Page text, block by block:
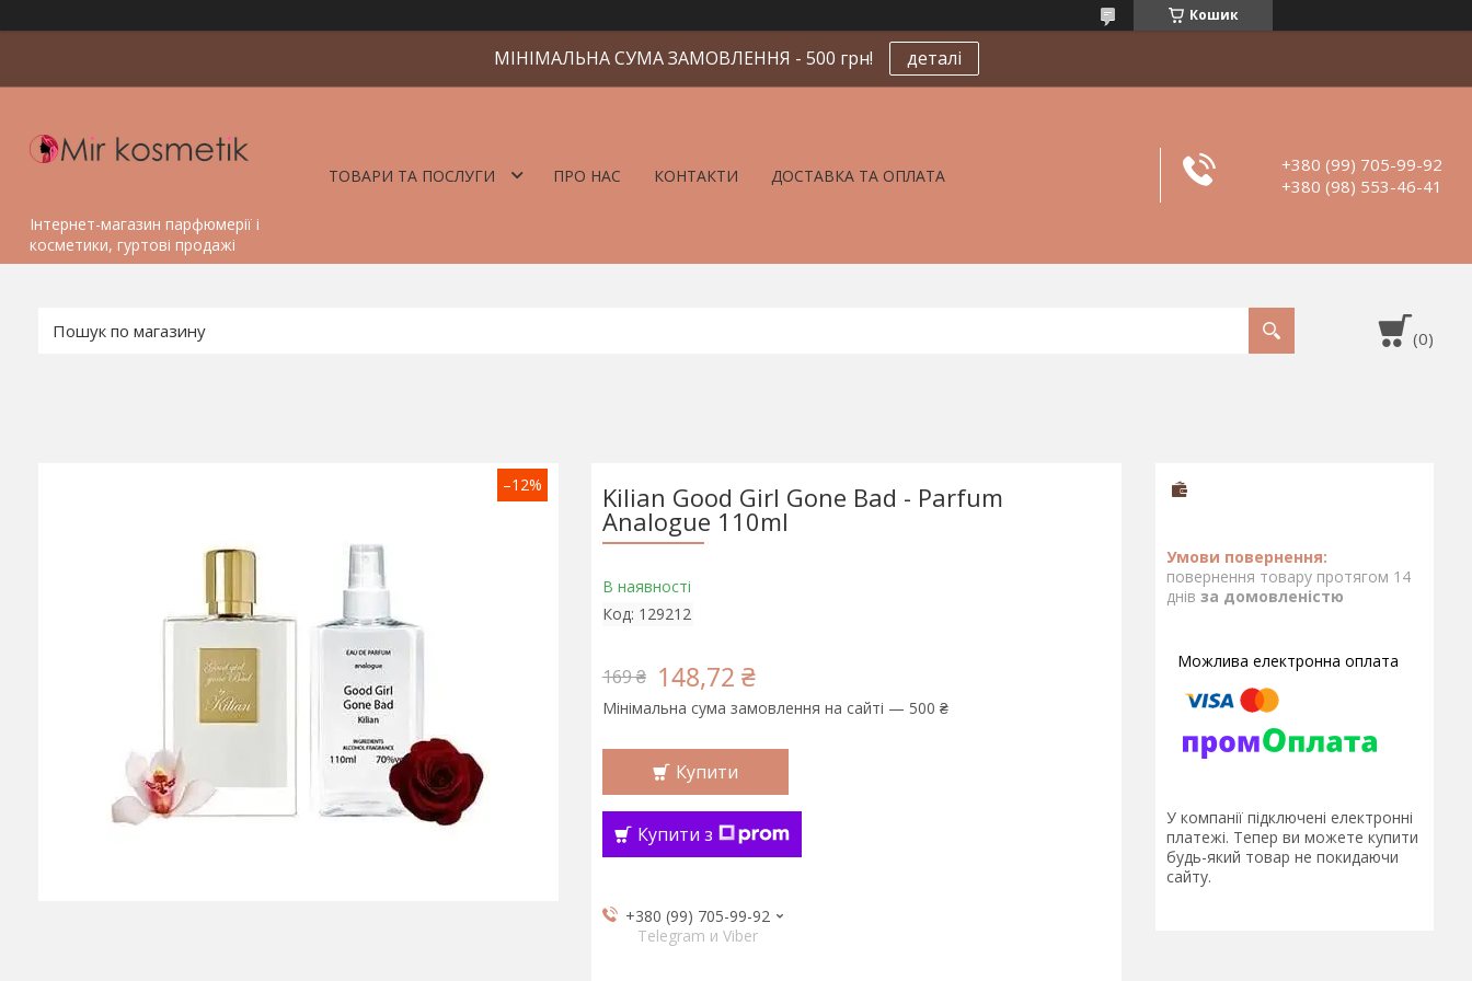
Кошик
МІНІМАЛЬНА СУМА ЗАМОВЛЕННЯ - 500 грн! деталі
Інтернет-магазин парфюмерії і
косметики, гуртові продажі
ТОВАРИ ТА ПОСЛУГИ ПРО НАС КОНТАКТИ ДОСТАВКА ТА ОПЛАТА
+380 (99) 705-99-92
+380 (98) 553-46-41
–12% Kilian Good Girl Gone Bad - Parfum
Analogue 110ml
В наявності
Код: 129212
169 ₴ 148,72 ₴
Мінімальна сума замовлення на сайті — 500 ₴
Купити
Купити з
+380 (99) 705-99-92
Telegram и Viber
повернення товару протягом 14
днів за домовленістю
У компанії підключені електронні
платежі. Тепер ви можете купити
будь-який товар не покидаючи
сайту.